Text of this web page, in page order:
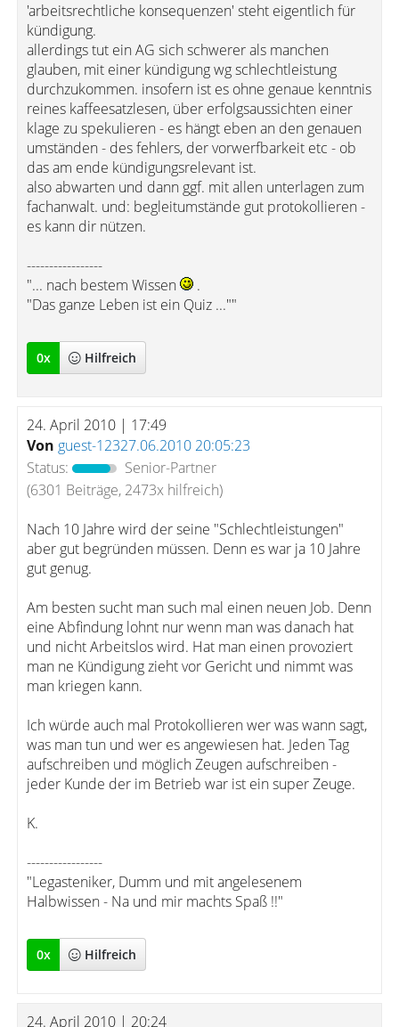
'arbeitsrechtliche konsequenzen' steht eigentlich für
kündigung.
allerdings tut ein AG sich schwerer als manchen
glauben, mit einer kündigung wg schlechtleistung
durchzukommen. insofern ist es ohne genaue kenntnis
reines kaffeesatzlesen, über erfolgsaussichten einer
klage zu spekulieren - es hängt eben an den genauen
umständen - des fehlers, der vorwerfbarkeit etc - ob
das am ende kündigungsrelevant ist.
also abwarten und dann ggf. mit allen unterlagen zum
fachanwalt. und: begleitumstände gut protokollieren -
es kann dir nützen.
-----------------
"... nach bestem Wissen
.
"Das ganze Leben ist ein Quiz ...""
0x Hilfreich
24. April 2010 | 17:49
Von guest-12327.06.2010 20:05:23
Status:
Senior-Partner
(6301 Beiträge, 2473x hilfreich)
Nach 10 Jahre wird der seine "Schlechtleistungen"
aber gut begründen müssen. Denn es war ja 10 Jahre
gut genug.
Am besten sucht man such mal einen neuen Job. Denn
eine Abfindung lohnt nur wenn man was danach hat
und nicht Arbeitslos wird. Hat man einen provoziert
man ne Kündigung zieht vor Gericht und nimmt was
man kriegen kann.
Ich würde auch mal Protokollieren wer was wann sagt,
was man tun und wer es angewiesen hat. Jeden Tag
aufschreiben und möglich Zeugen aufschreiben -
jeder Kunde der im Betrieb war ist ein super Zeuge.
K.
-----------------
"Legasteniker, Dumm und mit angelesenem
Halbwissen - Na und mir machts Spaß !!"
0x Hilfreich
24. April 2010 | 20:24